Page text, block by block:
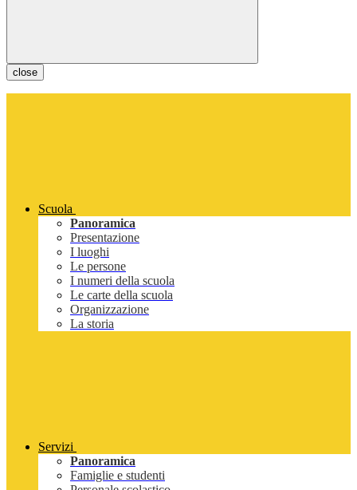
close
Scuola
Panoramica
Presentazione
I luoghi
Le persone
I numeri della scuola
Le carte della scuola
Organizzazione
La storia
Servizi
Panoramica
Famiglie e studenti